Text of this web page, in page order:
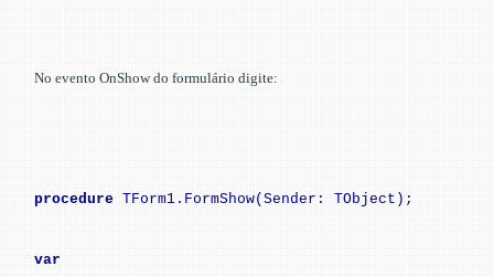
No evento OnShow do formulário digite:
procedure TForm1.FormShow(Sender: TObject);
var